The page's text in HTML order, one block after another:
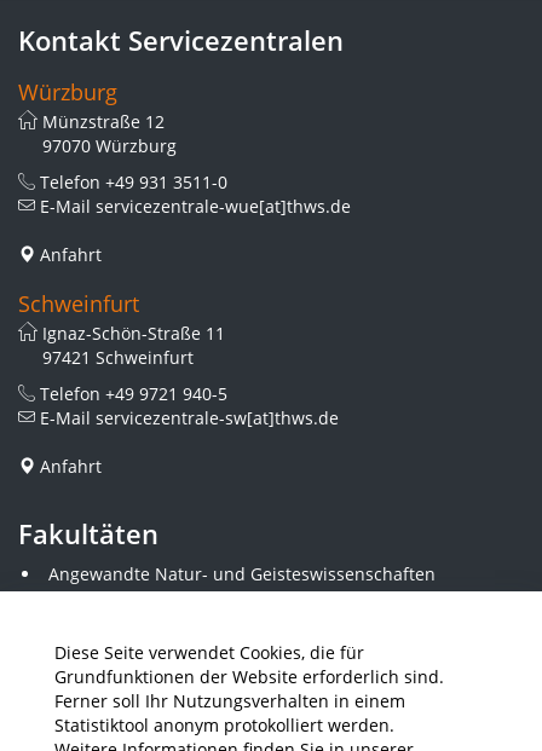
Diese Seite verwendet Cookies, die für
Grundfunktionen der Website erforderlich sind.
Ferner soll Ihr Nutzungsverhalten in einem
Statistiktool anonym protokolliert werden.
Kontakt Servicezentralen
Würzburg
Münzstraße 12
97070 Würzburg
Telefon +49 931 3511-0
E-Mail servicezentrale-wue[at]thws.de
Anfahrt
Schweinfurt
Ignaz-Schön-Straße 11
97421 Schweinfurt
Telefon +49 9721 940-5
E-Mail servicezentrale-sw[at]thws.de
Anfahrt
Fakultäten
Angewandte Natur- und Geisteswissenschaften
Angewandte Sozialwissenschaften
Elektrotechnik
Gestaltung
Informatik und Wirtschaftsinformatik
Kunststofftechnik und Vermessung
Maschinenbau